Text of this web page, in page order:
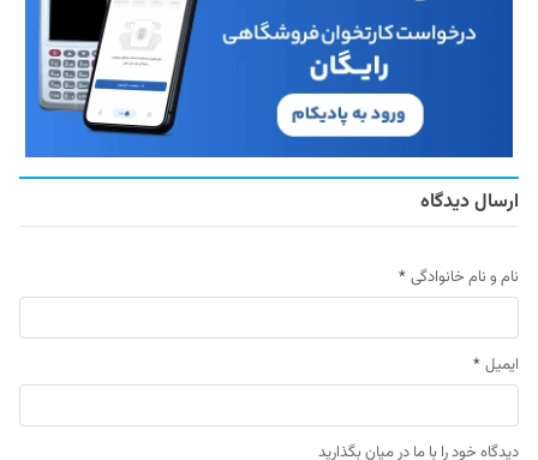
ارسال دیدگاه
نام و نام خانوادگی *
ایمیل *
دیدگاه خود را با ما در میان بگذارید